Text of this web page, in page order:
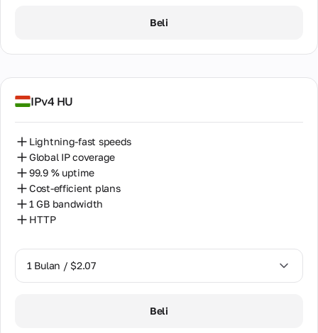
Beli
IPv4 HU
Lightning-fast speeds
Global IP coverage
99.9 % uptime
Cost-efficient plans
1 GB bandwidth
HTTP
1 Bulan / $2.07
Beli